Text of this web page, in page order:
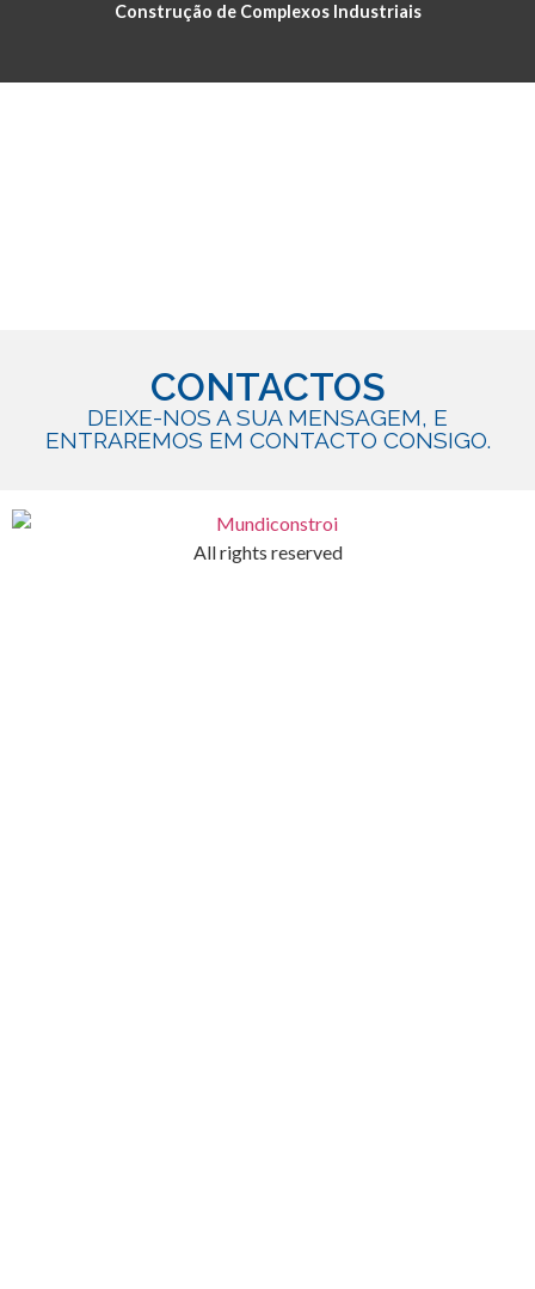
Construção de Complexos Industriais
CONTACTOS
DEIXE-NOS A SUA MENSAGEM, E
ENTRAREMOS EM CONTACTO CONSIGO.
All rights reserved